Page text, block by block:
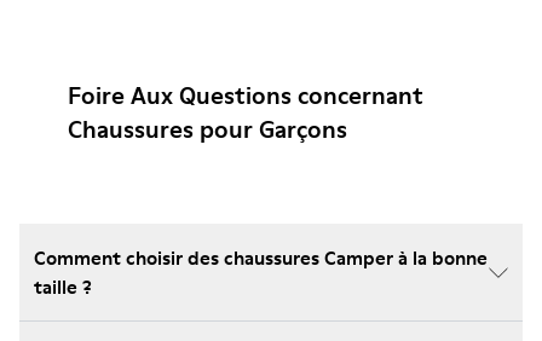
Foire Aux Questions concernant
Chaussures pour Garçons
Comment choisir des chaussures Camper à la bonne
taille ?